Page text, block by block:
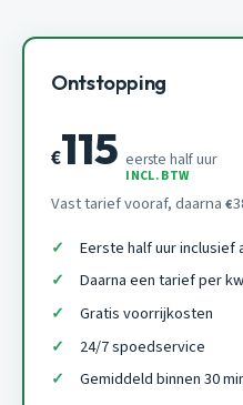
Ontstopping
€115 eerste half uur
INCL. BTW
Vast tarief vooraf, daarna €
Eerste half uur inclusief
Daarna een tarief per
Gratis voorrijkosten
24/7 spoedservice
Gemiddeld binnen 30